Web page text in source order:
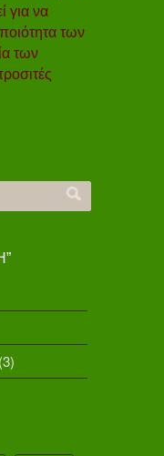
για να
των
των
(3)